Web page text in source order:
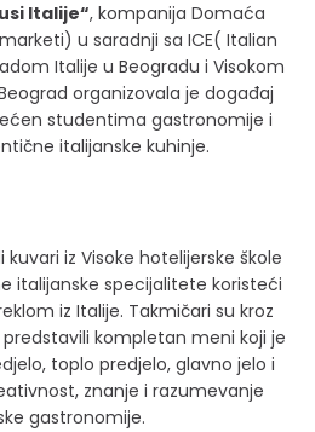
Italije“, kompanija Domaća
u saradnji sa ICE( Italian
Italije u Beogradu i Visokom
organizovala je događaj
studentima gastronomije i
italijanske kuhinje.
iz Visoke hotelijerske škole
italijanske specijalitete koristeći
iz Italije. Takmičari su kroz
kompletan meni koji je
toplo predjelo, glavno jelo i
znanje i razumevanje
gastronomije.